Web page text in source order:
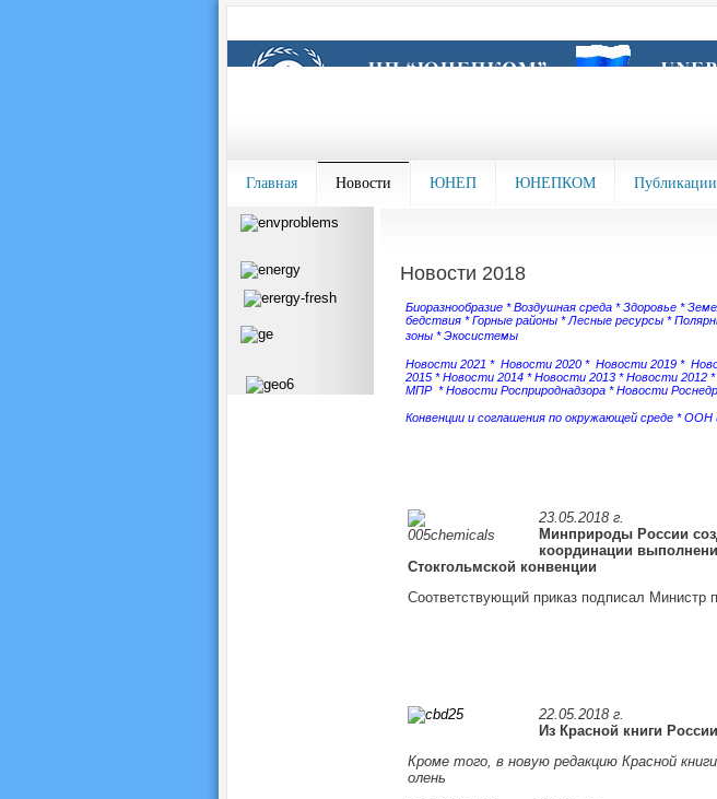
Главная Новости ЮНЕП ЮНЕПКОМ Публикации
Новости 2018
Биоразнообразие *Воздушная среда *Здоровье *
бедствия *Горные районы *Лесные ресурсы *
зоны *Экосистемы
Новости 2021 * Новости 2020* Новости 2019*
2015*Новости 2014 *Новости 2013 *Новости 2012*
МПР*Новости Росприроднадзора*Новости
Конвенции и соглашения по окружающей среде*ООН и
23.05.2018 г.
Минприроды России
координации
Стокгольмской конвенции
Соответствующий приказ подписал Министр
22.05.2018 г.
Из Красной книги
Кроме того, в новую редакцию Красной
олень